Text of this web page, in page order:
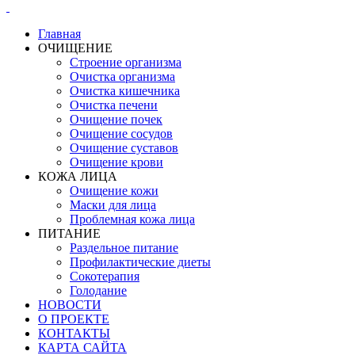
Главная
ОЧИЩЕНИЕ
Строение организма
Очистка организма
Очистка кишечника
Очистка печени
Очищение почек
Очищение сосудов
Очищение суставов
Очищение крови
КОЖА ЛИЦА
Очищение кожи
Маски для лица
Проблемная кожа лица
ПИТАНИЕ
Раздельное питание
Профилактические диеты
Сокотерапия
Голодание
НОВОСТИ
О ПРОЕКТЕ
КОНТАКТЫ
КАРТА САЙТА